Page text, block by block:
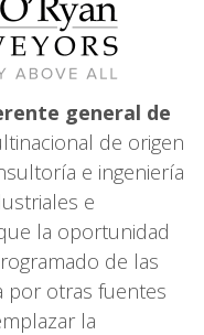
general de
de origen
e ingeniería
e
la oportunidad
de las
por otras fuentes
la